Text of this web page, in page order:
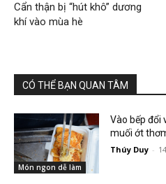
Cẩn thận bị “hút khô” dương
khí vào mùa hè
CÓ THỂ BẠN QUAN TÂM
Món ngon dễ làm
Vào bếp đổi
muối ớt
Thúy Duy -